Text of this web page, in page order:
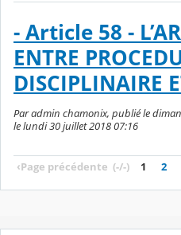
- Article 58 -
ENTRE
DISCIPLINAIRE
Par admin chamonix, publié le
le lundi 30 juillet 2018 07:16
‹Page précédente (-/-) 1 2